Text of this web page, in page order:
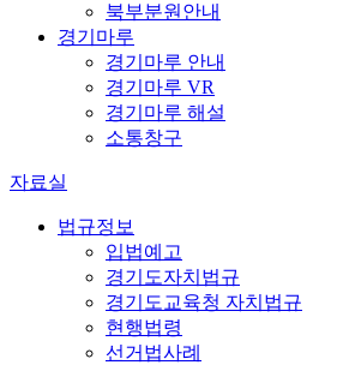
북부분원안내
경기마루
경기마루 안내
경기마루 VR
경기마루 해설
소통창구
자료실
법규정보
입법예고
경기도자치법규
경기도교육청 자치법규
현행법령
선거법사례